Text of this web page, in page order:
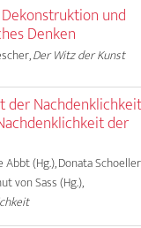
und
Denken
Der Witz der Kunst
der Nachdenklichkeit
der
Abbt (Hg.), Donata Schoeller
von Sass (Hg.),